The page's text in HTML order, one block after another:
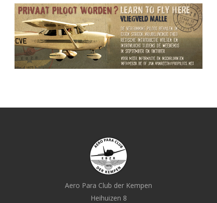
Aero Para Club der Kempen
Heihuizen 8